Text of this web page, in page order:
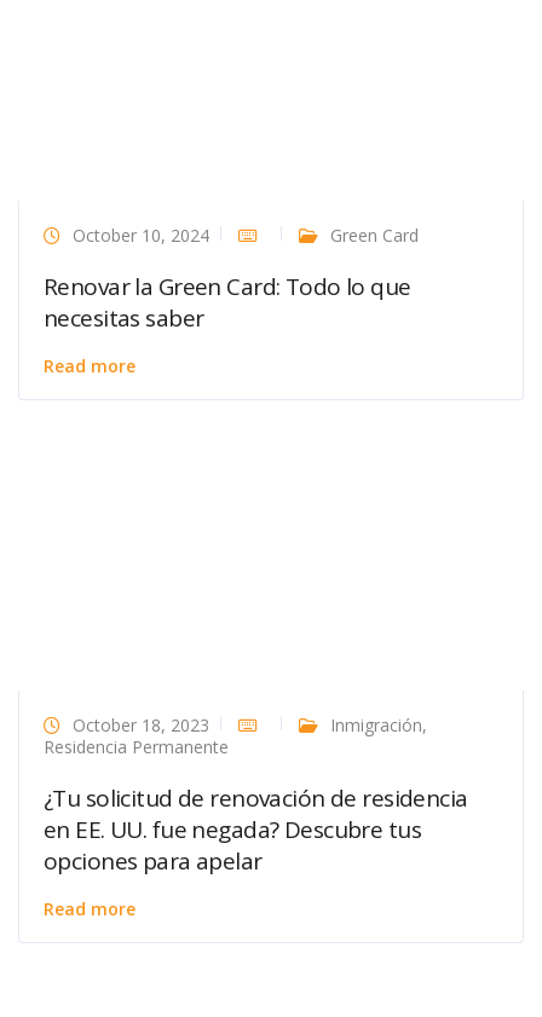
October 10, 2024 Green Card
Renovar la Green Card: Todo lo que
necesitas saber
Read more
October 18, 2023 Inmigración,
Residencia Permanente
¿Tu solicitud de renovación de residencia
en EE. UU. fue negada? Descubre tus
opciones para apelar
Read more